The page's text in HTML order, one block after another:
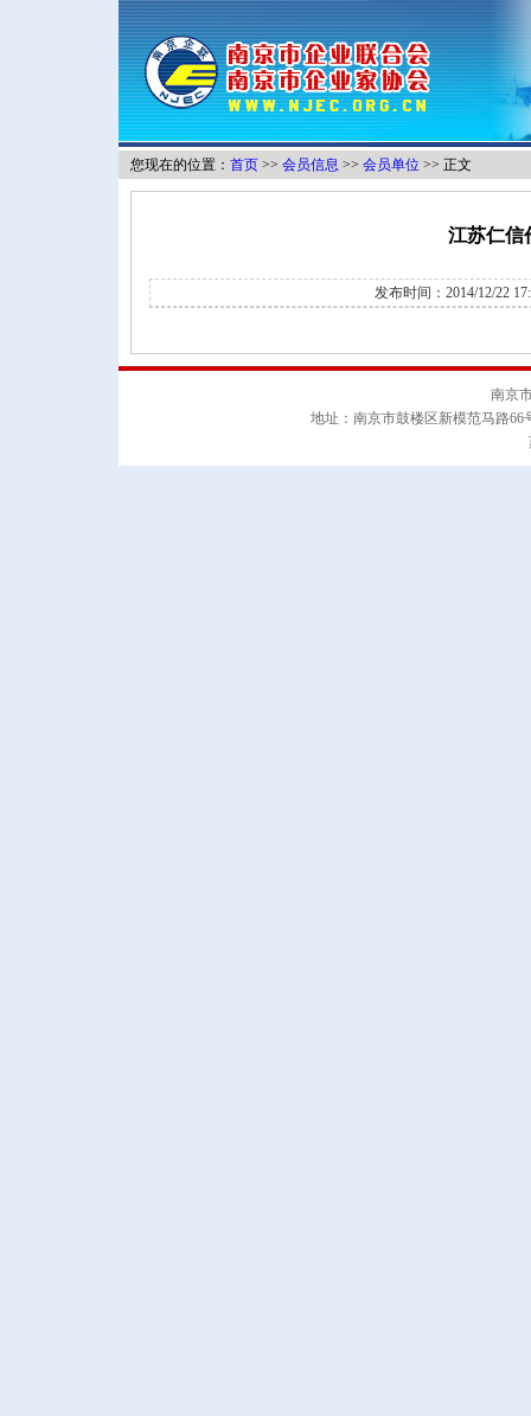
您现在的位置： 首页 >> 会员信息 >> 会员单位 >> 正文
江苏仁信
发布时间：2014/12/22
南京
地址：南京市鼓楼区新模范马路66